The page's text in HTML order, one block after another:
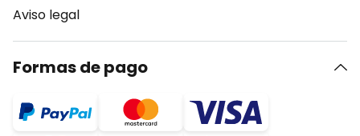
Aviso legal
Formas de pago